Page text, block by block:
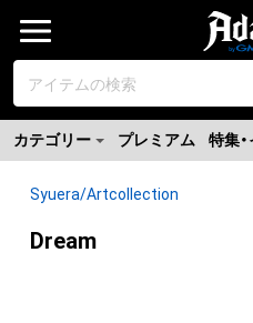
カテゴリー プレミアム 特集
Syuera/Artcollection
Dream